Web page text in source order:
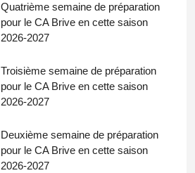
Quatrième semaine de préparation
pour le CA Brive en cette saison
2026-2027
Troisième semaine de préparation
pour le CA Brive en cette saison
2026-2027
Deuxième semaine de préparation
pour le CA Brive en cette saison
2026-2027